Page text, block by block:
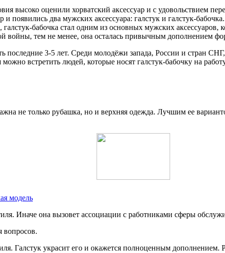
высоко оценили хорватский аксессуар и с удовольствием
появились два мужских аксессуара: галстук и галстук-
бабочка стал одним из основных мужских
тем не менее, она осталась привычным дополнением
последние 3-5 лет. Среди молодёжи запада, России и стран
встретить людей, которые носят галстук-бабочку на
не только рубашка, но и верхняя одежда. Лучшим ее
модель
Иначе она вызовет ассоциации с работниками сферы
вопросов.
Галстук украсит его и окажется полноценным